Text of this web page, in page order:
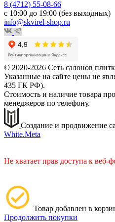
8 (4712) 55-08-66
с 10:00 до 19:00 (без выходных)
info@skvirel-shop.ru
© 2020-2026 Сеть салонов
Указанные на сайте цены не
435 ГК РФ).
Стоимость и наличие товара
менеджеров по телефону.
Создание и продвижение
White.Meta
Не хватает прав доступа к веб-
Товар добавлен в
Продолжить покупки